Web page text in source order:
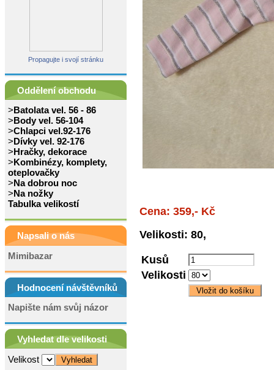
Propagujte i svojí stránku
Oddělení obchodu
>Batolata vel. 56 - 86
>Body vel. 56-104
>Chlapci vel.92-176
>Dívky vel. 92-176
>Hračky, dekorace
>Kombinézy, komplety,
oteplovačky
>Na dobrou noc
>Na nožky
Tabulka velikostí
Napsali o nás
Mimibazar
Hodnocení návštěvníků
Napište nám svůj názor
Vyhledat dle velikosti
Velikost
Cena: 359,- Kč
Velikosti: 80,
Kusů
Velikosti